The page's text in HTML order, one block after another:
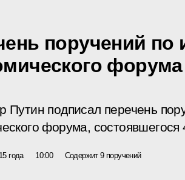
поручений по
форума
Путин подписал перечень
форума, состоявшегося
года 10:00 Содержит 9 поручений